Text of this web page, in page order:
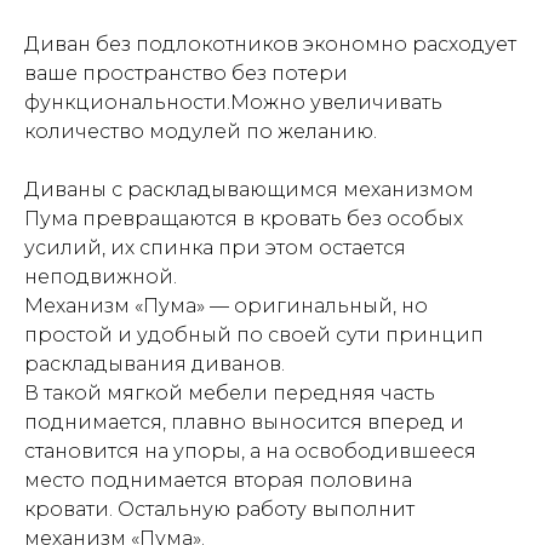
Диван без подлокотников экономно расходует
ваше пространство без потери
функциональности.Можно увеличивать
количество модулей по желанию.
Диваны с раскладывающимся механизмом
Пума превращаются в кровать без особых
усилий, их спинка при этом остается
неподвижной.
Механизм «Пума» — оригинальный, но
простой и удобный по своей сути принцип
раскладывания диванов.
В такой мягкой мебели передняя часть
поднимается, плавно выносится вперед и
становится на упоры, а на освободившееся
место поднимается вторая половина
кровати. Остальную работу выполнит
механизм «Пума».